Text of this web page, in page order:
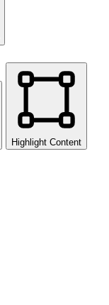
Highlight Content